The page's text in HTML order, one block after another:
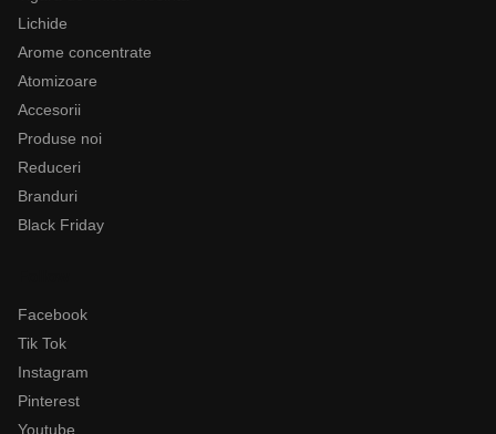
Lichide
Arome concentrate
Atomizoare
Accesorii
Produse noi
Reduceri
Branduri
Black Friday
Facebook
Tik Tok
Instagram
Pinterest
Youtube